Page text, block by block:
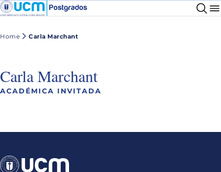
Home Carla Marchant
Carla Marchant
ACADÉMICA INVITADA